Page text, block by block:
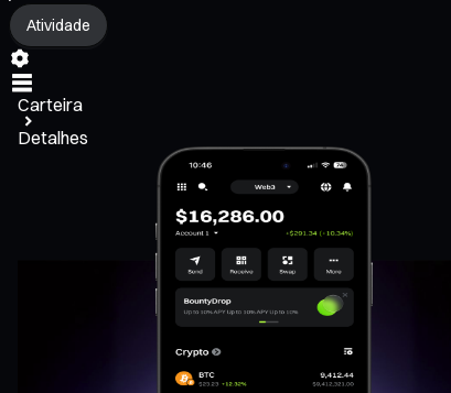
Atividade
Carteira
Detalhes